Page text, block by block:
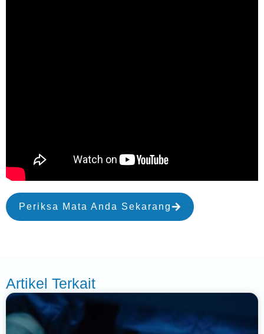
Periksa Mata Anda Sekarang
Artikel Terkait